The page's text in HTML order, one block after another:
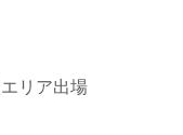
リア出場